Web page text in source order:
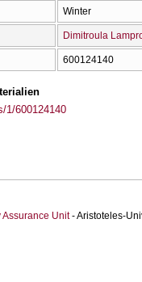
Winter
Dimitroula
600124140
1/600124140
Assurance Unit- Aristoteles-